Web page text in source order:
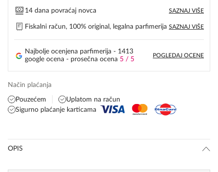
14 dana povraćaj novca SAZNAJ VIŠE
Fiskalni račun, 100% original, legalna parfimerija SAZNAJ VIŠE
Najbolje ocenjena parfimerija - 1413
google ocena - prosečna ocena 5 / 5
POGLEDAJ OCENE
Način plaćanja
Pouzećem
Uplatom na račun
Sigurno plaćanje karticama
OPIS